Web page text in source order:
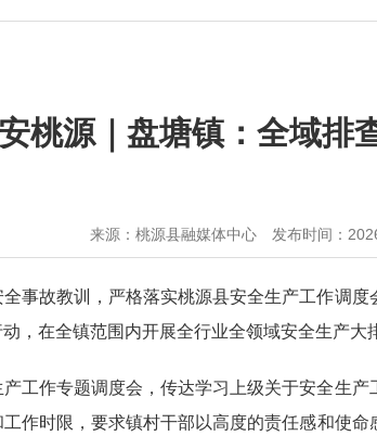
桃源｜盘塘镇：全域排
来源：桃源县融媒体中心 发布时间：
事故教训，严格落实桃源县安全生产工作调
，在全镇范围内开展全行业全领域安全生产
工作专题调度会，传达学习上级关于安全生
作时限，要求镇村干部以高度的责任感和使